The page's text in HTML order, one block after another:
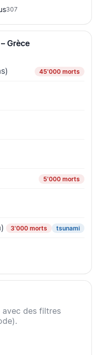
307
Grèce
45'000 morts
5'000 morts
3'000 morts tsunami
avec des filtres